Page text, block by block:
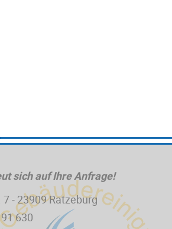
sich auf Ihre Anfrage!
- 23909 Ratzeburg
630